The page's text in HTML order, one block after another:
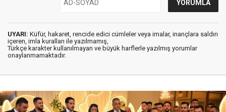
UYARI: Küfür, hakaret, rencide edici cümleler veya imalar, inançlara saldırı
içeren, imla kuralları ile yazılmamış,
Türkçe karakter kullanılmayan ve büyük harflerle yazılmış yorumlar
onaylanmamaktadır.